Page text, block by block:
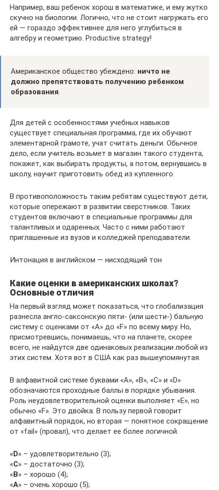
Например, ваш ребенок хорош в математике, и ему жутко
скучно на биологии. Логично, что не стоит нагружать его
ей — гораздо эффективнее для него углубиться в
алгебру и геометрию. Productive strategy!
Американское общество убеждено: ничто не
должно препятствовать получению ребенком
образования.
Для детей с особенностями учебных навыков
существует специальная программа, где их обучают
элементарной грамоте, учат считать деньги. Обычное
дело, если учитель возьмет в магазин такого студента,
покажет, как выбирать продукты, а потом, вернувшись в
школу, научит приготовить обед из купленного.
В противоположность таким ребятам существуют дети,
которые опережают в развитии сверстников. Таких
студентов включают в специальные программы для
талантливых и одаренных. Часто с ними работают
приглашенные из вузов и колледжей преподаватели.
Интонация в английском — нисходящий тон
Какие оценки в американских школах?
Основные отличия
На первый взгляд может показаться, что глобализация
разнесла англо-саксонскую пяти- (или шести-) бальную
систему с оценками от «A» до «F» по всему миру. Но,
присмотревшись, понимаешь, что на планете, скорее
всего, не найдутся две одинаковых реализации любой из
этих систем. Хотя вот в США как раз вышеупомянутая.
В алфавитной системе буквами «A», «B», «C» и «D»
обозначаются проходные баллы в порядке убывания.
Роль неудовлетворительной оценки выполняет «E», но
обычно «F». Это двойка. В пользу первой говорит
алфавитный порядок, но вторая — понятное сокращение
от «fail» (провал), что делает ее более логичной.
«D» – удовлетворительно (3);
«С» – достаточно (3);
«B» – хорошо (4);
«A» – очень хорошо (5);